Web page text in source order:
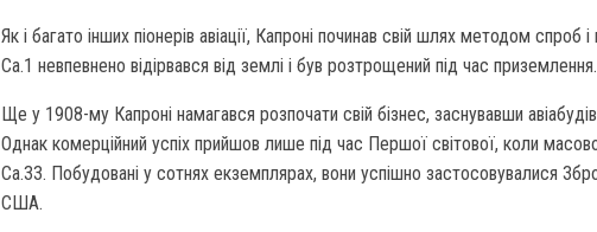
Як і багато інших піонерів авіації, Капроні починав свій шлях методом
Са.1 невпевнено відірвався від землі і був розтрощений під час приземлення.
Ще у 1908-му Капроні намагався розпочати свій бізнес, заснувавши
Однак комерційний успіх прийшов лише під час Першої світової, коли
Са.33. Побудовані у сотнях екземплярах, вони успішно застосовувалися
США.